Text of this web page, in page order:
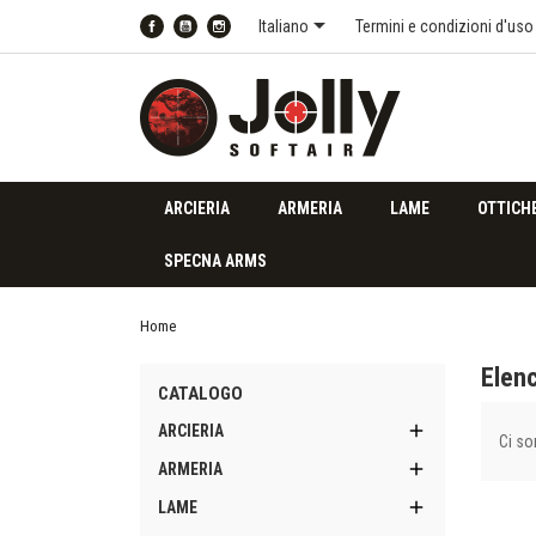
FacebookYouTube
Italiano Termini e condizioni d'uso
ARCIERIA ARMERIA LAME
SPECNA ARMS
Home
CATALOGO
ARCIERIA 
ARMERIA 
LAME

Ci